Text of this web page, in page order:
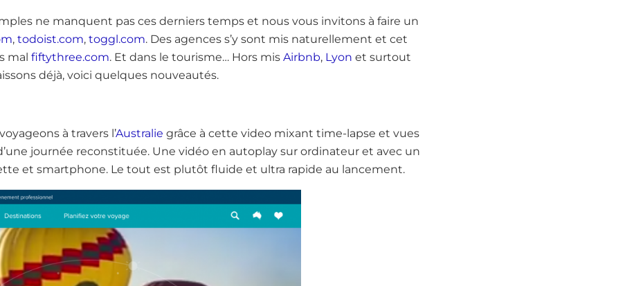
ne manquent pas ces derniers temps et nous vous invitons à faire un
, todoist.com, toggl.com. Des agences s’y sont mis naturellement et cet
mal fiftythree.com. Et dans le tourisme… Hors mis Airbnb, Lyon et surtout
déjà, voici quelques nouveautés.
à travers l’Australie grâce à cette video mixant time-lapse et vues
journée reconstituée. Une vidéo en autoplay sur ordinateur et avec un
et smartphone. Le tout est plutôt fluide et ultra rapide au lancement.